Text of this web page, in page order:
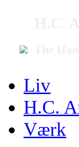
Liv
H.C.
Værk